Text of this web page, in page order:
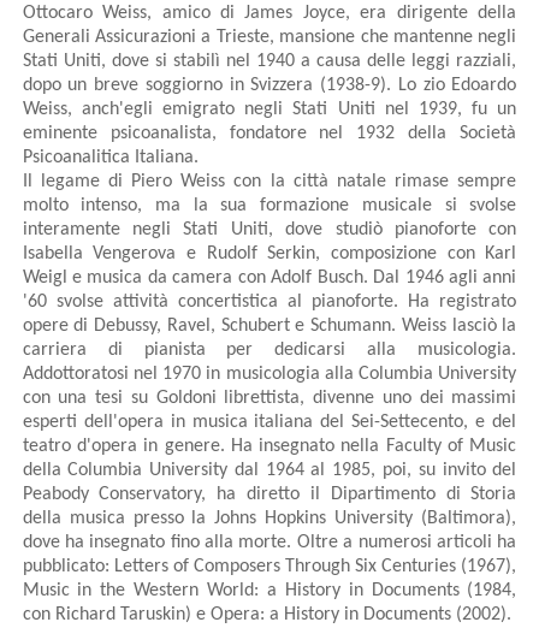
Ottocaro Weiss, amico di James Joyce, era dirigente della
Generali Assicurazioni a Tri­este, mansione che mantenne negli
Stati Uniti, dove si stabilì nel 1940 a causa delle leggi razziali,
dopo un breve soggiorno in Svizzera (1938-9). Lo zio Edoardo
Weiss, anch'egli emigrato negli Stati Uniti nel 1939, fu un
eminente psicoanalista, fondatore nel 1932 della Società
Psicoanalitica Italiana.
Il legame di Piero Weiss con la città natale rimase sempre
molto intenso, ma la sua formazione musicale si svolse
interamente negli Stati Uniti, dove studiò pianoforte con
Isabella Vengerova e Rudolf Serkin, composizione con Karl
Weigl e musica da camera con Adolf Busch. Dal 1946 agli anni
'60 svolse attività concertistica al pianoforte. Ha registrato
opere di Debussy, Ravel, Schubert e Schumann. Weiss lasciò la
carriera di pianista per dedicarsi alla musicologia.
Addottoratosi nel 1970 in musicologia alla Columbia University
con una tesi su Goldoni librettista, divenne uno dei massimi
esperti dell'opera in musica italiana del Sei-Settecento, e del
teatro d'opera in genere. Ha insegnato nella Faculty of Music
della Columbia University dal 1964 al 1985, poi, su invito del
Peabody Conservatory, ha diretto il Dipartimento di Storia
della musica presso la Johns Hopkins University (Baltimora),
dove ha insegnato fino alla morte. Oltre a numerosi articoli ha
pubblicato: Letters of Composers Through Six Centuries (1967),
Music in the Western World: a History in Documents (1984,
con Richard Taruskin) e Opera: a History in Documents (2002).